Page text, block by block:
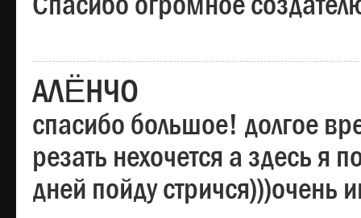
АЛЁНЧО
спасибо большое! долгое
резать нехочется а здесь я
дней пойду стричся)))очень